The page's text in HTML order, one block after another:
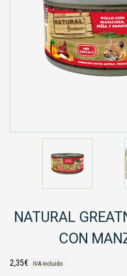
NATURAL
CON
2,35€ IVA incluido